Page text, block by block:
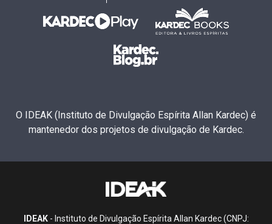
O IDEAK (Instituto de Divulgação Espírita Allan Kardec) é
mantenedor dos projetos de divulgação de Kardec.
IDEAK- Instituto de Divulgação Espírita Allan Kardec (CNPJ: